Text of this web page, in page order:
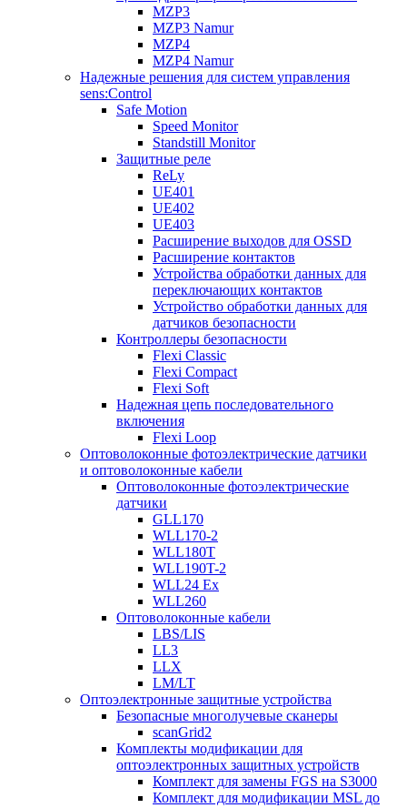
MZP3
MZP3 Namur
MZP4
MZP4 Namur
Надежные решения для систем управления
sens:Control
Safe Motion
Speed Monitor
Standstill Monitor
Защитные реле
ReLy
UE401
UE402
UE403
Расширение выходов для OSSD
Расширение контактов
Устройства обработки данных для
переключающих контактов
Устройство обработки данных для
датчиков безопасности
Контроллеры безопасности
Flexi Classic
Flexi Compact
Flexi Soft
Надежная цепь последовательного
включения
Flexi Loop
Оптоволоконные фотоэлектрические датчики
и оптоволоконные кабели
Оптоволоконные фотоэлектрические
датчики
GLL170
WLL170-2
WLL180T
WLL190T-2
WLL24 Ex
WLL260
Оптоволоконные кабели
LBS/LIS
LL3
LLX
LM/LT
Оптоэлектронные защитные устройства
Безопасные многолучевые сканеры
scanGrid2
Комплекты модификации для
оптоэлектронных защитных устройств
Комплект для замены FGS на S3000
Комплект для модификации MSL до